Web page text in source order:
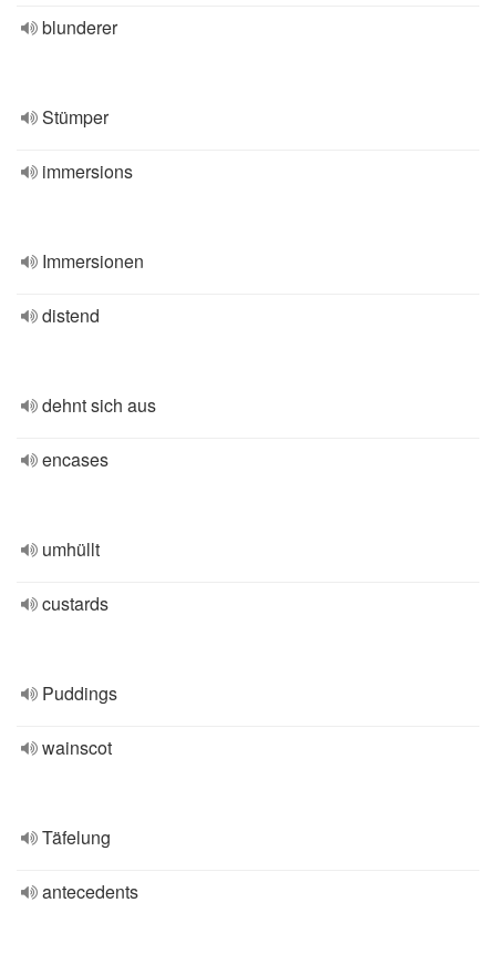
blunderer
Stümper
immersions
Immersionen
distend
dehnt sich aus
encases
umhüllt
custards
Puddings
wainscot
Täfelung
antecedents